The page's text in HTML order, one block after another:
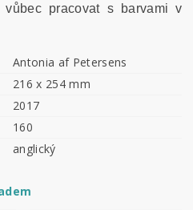
vůbec pracovat s barvami v
Antonia af Petersens
216 x 254 mm
2017
160
anglický